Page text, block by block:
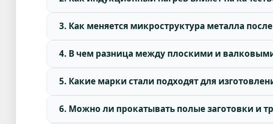
3. Как меняется микроструктура металла
4. В чем разница между плоскими и
5. Какие марки стали подходят для
6. Можно ли прокатывать полые заготовки и